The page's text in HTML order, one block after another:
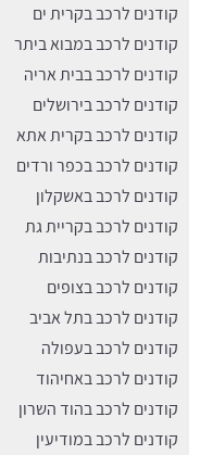
קודנים לרכב בקרית ים
קודנים לרכב במבוא ביתר
קודנים לרכב בבית אריה
קודנים לרכב בירושלים
קודנים לרכב בקרית אתא
קודנים לרכב בכפר ורדים
קודנים לרכב באשקלון
קודנים לרכב בקריית גת
קודנים לרכב בנתיבות
קודנים לרכב בצופים
קודנים לרכב בתל אביב
קודנים לרכב בעפולה
קודנים לרכב באחיהוד
קודנים לרכב בהוד השרון
קודנים לרכב במודיעין